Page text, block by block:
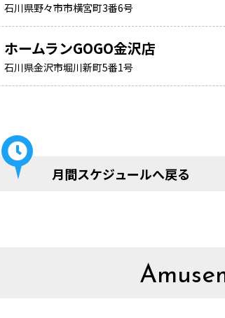
石川県野々市市横宮町3番6号
ホームランGOGO金沢店
石川県金沢市堀川新町5番1号
月間スケジュールへ戻る